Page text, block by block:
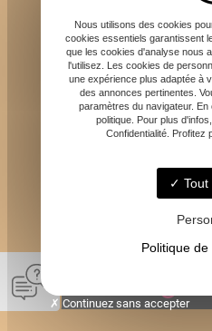
Lundi -
06 59 68
Nous utilisons des cookies
cookies essentiels garantissent
que les cookies d'analyse nous
l'utilisez. Les cookies de
une expérience plus adaptée à
des annonces pertinentes.
paramètres du navigateur.
politique. Pour plus
Confidentialité. Profitez
Politique
Continuez sans accepter